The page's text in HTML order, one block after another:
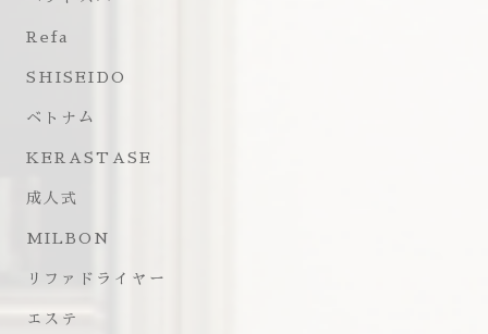
Refa
SHISEIDO
ベトナム
KERASTASE
成人式
MILBON
リファドライヤー
エステ